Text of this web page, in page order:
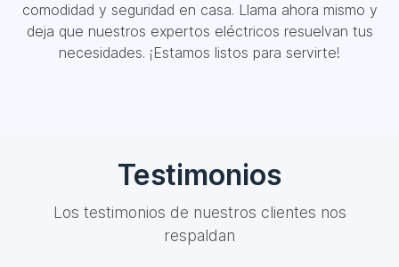
comodidad y seguridad en casa. Llama ahora mismo y
deja que nuestros expertos eléctricos resuelvan tus
necesidades. ¡Estamos listos para servirte!
Testimonios
Los testimonios de nuestros clientes nos
respaldan